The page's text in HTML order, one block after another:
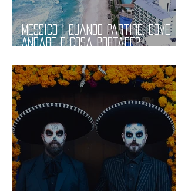
MESSICO | Quando Partire, Dove
Andare e Cosa Portare?